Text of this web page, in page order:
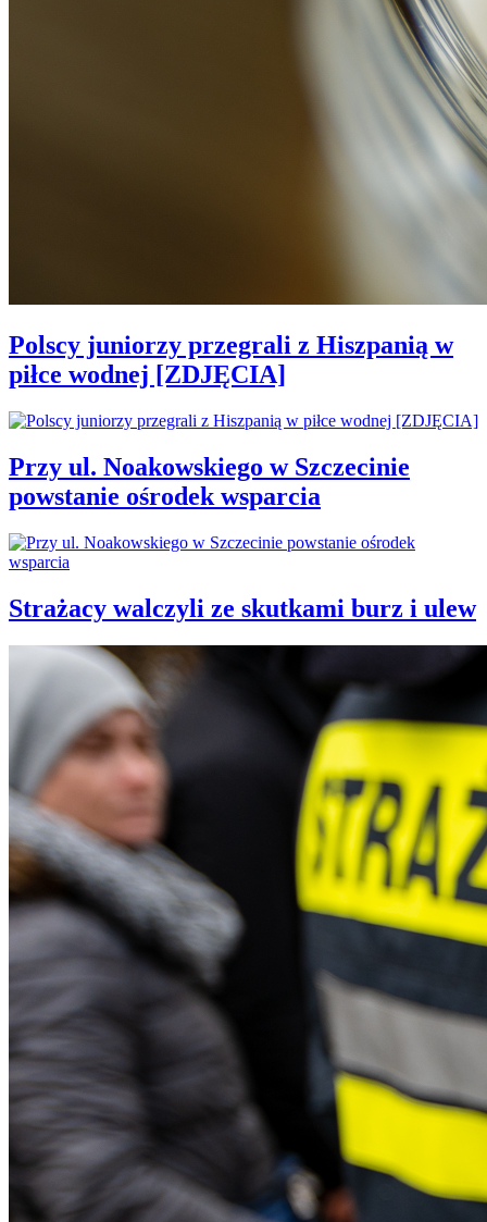
Polscy juniorzy przegrali z Hiszpanią w
piłce wodnej [ZDJĘCIA]
Przy ul. Noakowskiego w Szczecinie
powstanie ośrodek wsparcia
Strażacy walczyli ze skutkami burz i ulew